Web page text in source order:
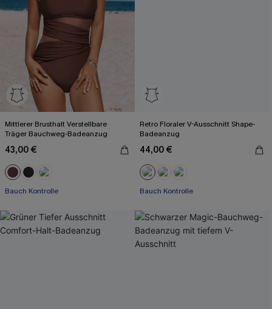
Mittlerer Brusthalt Verstellbare
Träger Bauchweg-Badeanzug
43,00 €
Bauch Kontrolle
Retro Floraler V-Ausschnitt Shape-
Badeanzug
44,00 €
Bauch Kontrolle